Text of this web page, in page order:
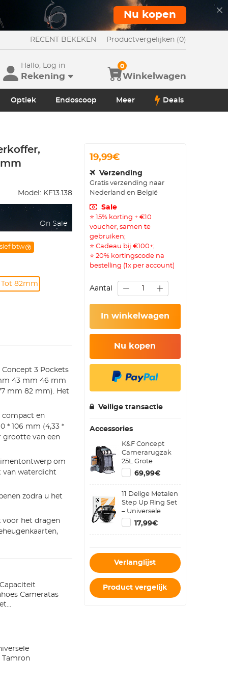
Nu kopen
RECENT BEKEKEN Productvergelijken (0)
Hallo, Log in
Rekening Winkelwagen
0
Optiek Endoscoop Meer Deals
Model: KF13.138
On Sale
btw
Tot 82mm
3 Pockets
43 mm 46 mm
mm 82 mm). Het
compact en
* 106 mm (4,33 *
grootte van een
om
van waterdicht
zodra u het
voor het dragen
Cameratas
Tamron
19,99€
Verzending
Gratis verzending naar
Nederland en België
Sale
⭐ 15% korting + €10
voucher, samen te
gebruiken;
⭐ Cadeau bij €100+;
⭐ 20% kortingscode na
bestelling (1x per account)
Aantal
In winkelwagen
Nu kopen
Veilige transactie
Accessories
K&F Concept
Camerarugzak
25L Grote
Capaciteit
Cameratas voor
Regenhoes
Cameratas met
15,6 Inch
Laptopvak
69,99€
11 Delige Metalen
Step Up Ring Set
– Universele
Lensadapter voor
Canon, Nikon,
17,99€
Verlanglijst
Product vergelijk